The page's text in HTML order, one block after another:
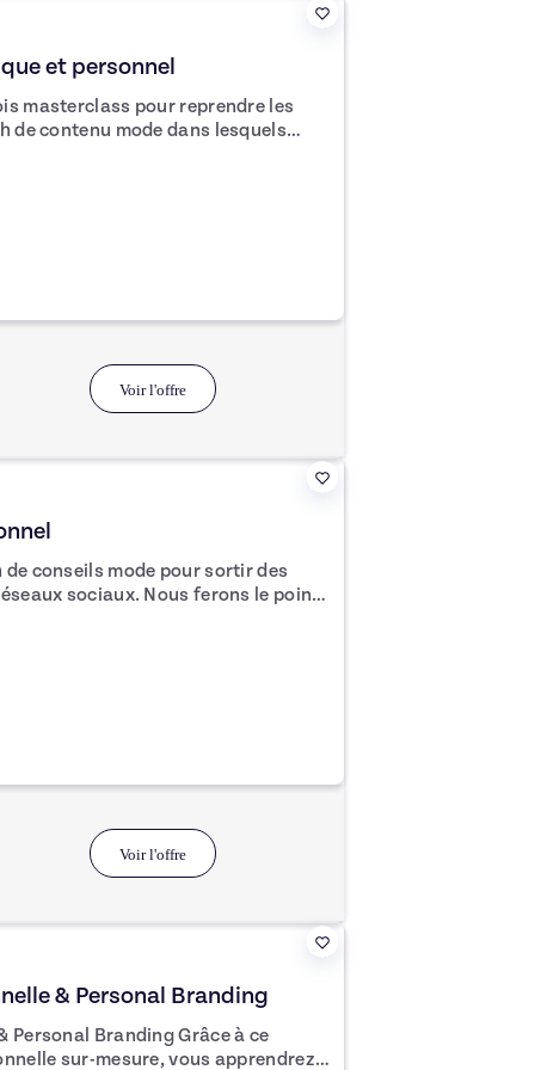
et personnel
masterclass pour reprendre les
Voir l'offre
conseils mode pour sortir des
Nous ferons le point
à son style. En bonus :
Voir l'offre
& Personal Branding
Branding Grâce à ce
sur-mesure, vous apprendrez à